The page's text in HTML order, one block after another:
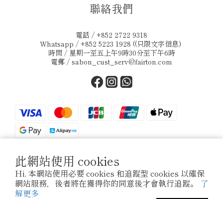
此網站使用 cookies
Hi, 本網站使用必要 cookies 和追蹤型 cookies 以確保
網站服務，後者將在獲得你的同意後才會執行追蹤。 了
解更多
聯絡我們
電話 / +852 2722 9318
Whatsapp / +852 5223 1928 ((只限文字信息)
時間 / 星期一至五上午9時30分至下午6時
電郵 / sabon_cust_serv@fairton.com
$ HKD 繁體中文